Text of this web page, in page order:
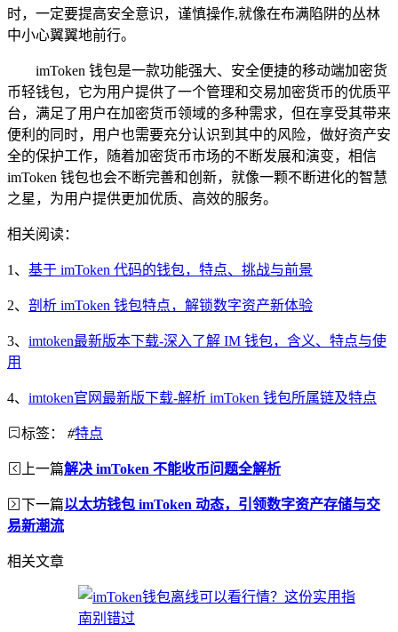
时，一定要提高安全意识，谨慎操作,就像在布满陷阱的丛林
中小心翼翼地前行。
imToken 钱包是一款功能强大、安全便捷的移动端加密货
币轻钱包，它为用户提供了一个管理和交易加密货币的优质平
台，满足了用户在加密货币领域的多种需求，但在享受其带来
便利的同时，用户也需要充分认识到其中的风险，做好资产安
全的保护工作，随着加密货币市场的不断发展和演变，相信
imToken 钱包也会不断完善和创新，就像一颗不断进化的智慧
之星，为用户提供更加优质、高效的服务。
相关阅读：
1、 基于 imToken 代码的钱包，特点、挑战与前景
2、 剖析 imToken 钱包特点，解锁数字资产新体验
3、 imtoken最新版本下载-深入了解 IM 钱包，含义、特点与使
用
4、 imtoken官网最新版下载-解析 imToken 钱包所属链及特点
标签： #特点
上一篇解决 imToken 不能收币问题全解析
下一篇以太坊钱包 imToken 动态，引领数字资产存储与交
易新潮流
相关文章